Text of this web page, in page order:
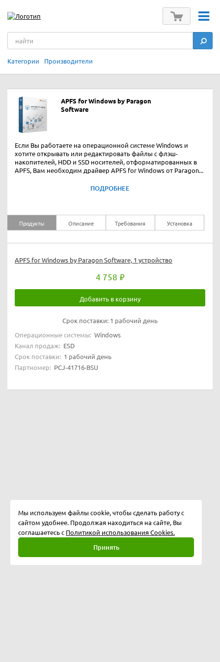
Категории Производители
APFS for Windows by Paragon
Software
Если Вы работаете на операционной системе Windows и
хотите открывать или редактировать файлы с флэш-
накопителей, HDD и SSD носителей, отформатированных в
APFS, Вам необходим драйвер APFS for Windows от Paragon...
ПОДРОБНЕЕ
Продукты Описание Требования Установка
APFS for Windows by Paragon Software, 1 устройство
4 758
Добавить в корзину
Срок поставки: 1 рабочий день
Операционные системы: Windows
Канал продаж: ESD
Срок поставки: 1 рабочий день
Партномер: PCJ-41716-BSU
Мы используем файлы cookie, чтобы сделать работу с
сайтом удобнее. Продолжая находиться на сайте, Вы
соглашаетесь с Политикой использования Cookies.
Принять